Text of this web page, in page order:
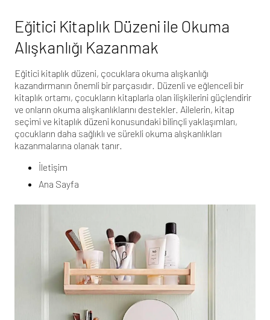
Eğitici Kitaplık Düzeni ile Okuma
Alışkanlığı Kazanmak
Eğitici kitaplık düzeni, çocuklara okuma alışkanlığı
kazandırmanın önemli bir parçasıdır. Düzenli ve eğlenceli bir
kitaplık ortamı, çocukların kitaplarla olan ilişkilerini güçlendirir
ve onların okuma alışkanlıklarını destekler. Ailelerin, kitap
seçimi ve kitaplık düzeni konusundaki bilinçli yaklaşımları,
çocukların daha sağlıklı ve sürekli okuma alışkanlıkları
kazanmalarına olanak tanır.
İletişim
Ana Sayfa